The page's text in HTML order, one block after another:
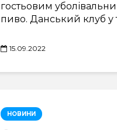
гостьовим
пиво. Данський клуб у
15.09.2022
НОВИНИ